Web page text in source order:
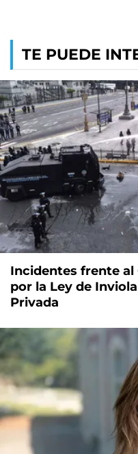
TE PUEDE
Incidentes frente al
por la Ley de
Privada